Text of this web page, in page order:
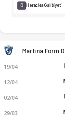
0 Heraclea Galibiyeti
Martina Form
19/04
12/04
02/04
29/03